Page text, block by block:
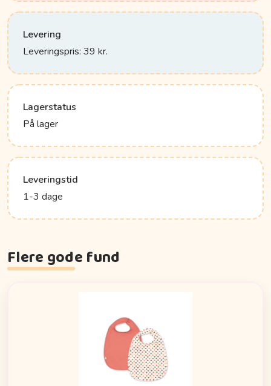
Levering
Leveringspris: 39 kr.
Lagerstatus
På lager
Leveringstid
1-3 dage
Flere gode fund